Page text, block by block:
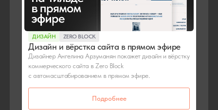
ДИЗАЙН ZERO BLOCK
Дизайн и вёрстка сайта в прямом эфире
Дизайнер Ангелина Арзуманян покажет дизайн и вёрстку
коммерческого сайта в Zero Block
с автомасштабированием в прямом эфире.
Подробнее